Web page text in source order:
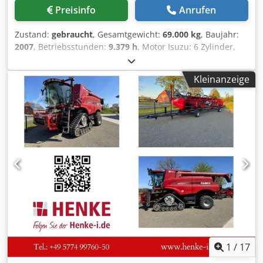
Gewerbetreibende, Landwirte, Forstwirte und ähnliche
Selbstständige. Nebenerwerb ist ausreichend. Ebenso gilt
private Endverbraucher ist leider grundsätzlich
ausgeschlossen. Zwischenverkauf und irrtümliche
Angaben bleiben jederzeit vorbehalten. Nettopreis:
20.900,- Euro.
Preisinfo Anrufen
Zustand: gebraucht, Gesamtgewicht: 69.000 kg, Baujahr:
2007, Betriebsstunden: 9.379 h, Motor Isuzu: 6 Zylinder,
345kW- AH-6WG1X – EPA and CE Ausleger 6.58m Stiel 3m
Csdpfx Ahsul U H Tofsha Bodenplatten 650mm Alle
Hydraulikleitungen (Hammer/Greifer und Rotation)
Hydraulischer Schnellwechsler: OIL Quick OQ90 oder
Lehnhoff HS80 Tieflöffel – 4,55m³ SAE Transportgewicht 69
ton Transportbreite 3.93m Arbeitsbreite (4,14m mit
Aufstiegen) Transporthöhe 4,37m Maschine wurde in
unserer Werkstatt überholt und repariert Bericht auf
Anfrage Große Inspektion erhalten: Alle Öle und Filter,
inklusive 650 liter Hydrauliköl. CASE Deutschland März
2026: Der Motor hat 6 neue Einspritzdüsen (Rechnung auf
Kleinanzeige
1 / 17